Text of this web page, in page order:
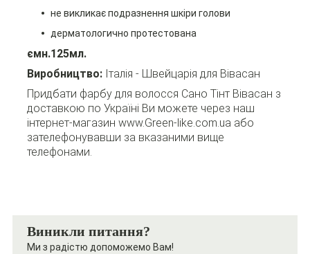
не викликає подразнення шкіри голови
дерматологично протестована
ємн.125мл.
Виробництво:Італія - Швейцарія для Вівасан
Придбати фарбу для волосся Сано Тінт Вівасан з
доставкою по Україні Ви можете через наш
інтернет-магазин www.Green-like.com.ua або
зателефонувавши за вказаними вище
телефонами.
Виникли питання?
Ми з радістю допоможемо Вам!